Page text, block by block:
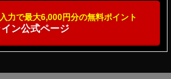
力で最大6,000円分の無料ポイント
ン公式ページ